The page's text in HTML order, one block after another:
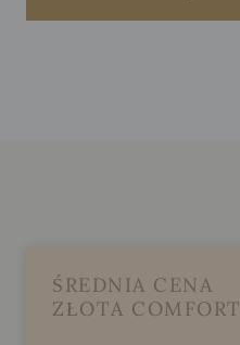
ŚREDNIA CENA
ZŁOTA COMFORT